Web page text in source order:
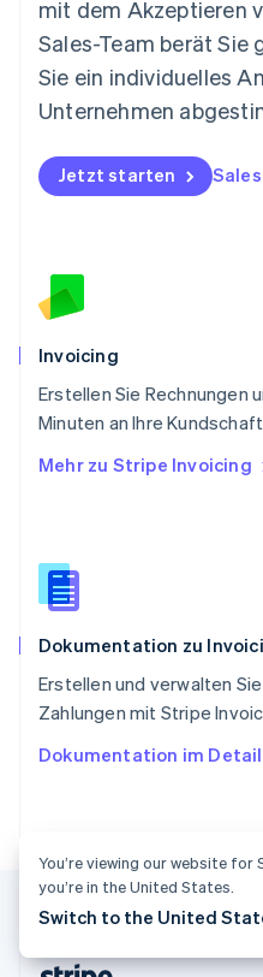
mit dem Akzeptieren
Sales-Team berät
Sie ein individuelles
Unternehmen
Jetzt starten
Invoicing
Erstellen Sie Rechnungen
Minuten an Ihre
Mehr zu Stripe Invoicing
Dokumentation zu
Erstellen und verwalten
Zahlungen mit Stripe
Dokumentation im Detail
NederlandsEnglish
English
Österreich
Deutsch
Polen
Portugal
PortuguêsEnglish
Schweden
Schweiz
Singapur
English简体中文
Slowakei
Slowenien
English
Spanien
Thailand
Tschechische Republik
English
English
EnglishEspañol简体中文
Vereinigtes Königreich
English
English
You’re viewing our website
you’re in the United States.
Switch to the United